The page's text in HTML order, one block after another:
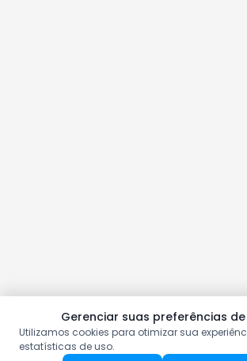
Gerenciar suas preferências
Utilizamos cookies para otimizar sua
estatísticas de uso.